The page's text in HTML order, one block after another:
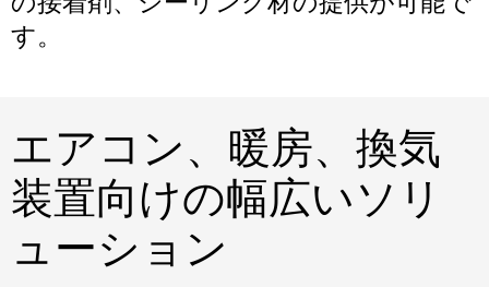
す。
エアコン、暖房、換気
装置向けの幅広いソリ
ューション